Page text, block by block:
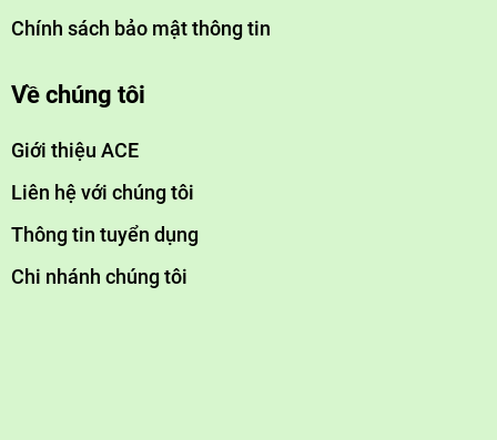
Chính sách bảo mật thông tin
Về chúng tôi
Giới thiệu ACE
Liên hệ với chúng tôi
Thông tin tuyển dụng
Chi nhánh chúng tôi